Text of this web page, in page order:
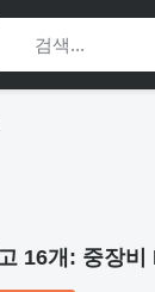
16개: 중장